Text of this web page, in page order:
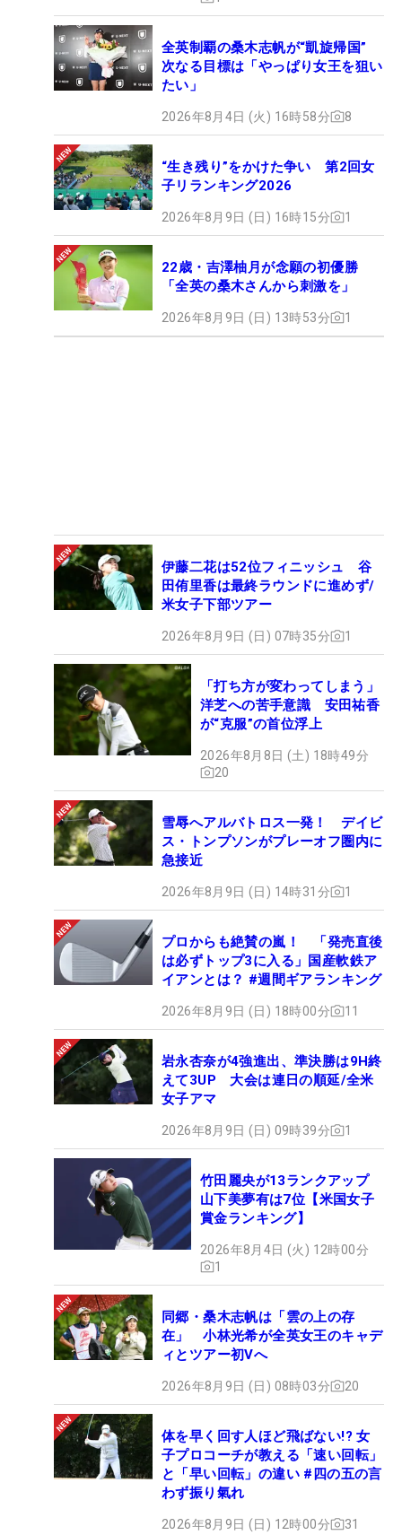
全英制覇の桑木志帆が“凱旋帰国”
次なる目標は「やっぱり女王を狙い
たい」
2026年8月4日 (火) 16時58分 8
“生き残り”をかけた争い 第2回女
子リランキング2026
2026年8月9日 (日) 16時15分 1
22歳・吉澤柚月が念願の初優勝
「全英の桑木さんから刺激を」
2026年8月9日 (日) 13時53分 1
伊藤二花は52位フィニッシュ 谷
田侑里香は最終ラウンドに進めず/
米女子下部ツアー
2026年8月9日 (日) 07時35分 1
「打ち方が変わってしまう」
洋芝への苦手意識 安田祐香
が“克服”の首位浮上
2026年8月8日 (土) 18時49分
20
雪辱へアルバトロス一発！ デイビ
ス・トンプソンがプレーオフ圏内に
急接近
2026年8月9日 (日) 14時31分 1
プロからも絶賛の嵐！ 「発売直後
は必ずトップ3に入る」国産軟鉄ア
イアンとは？ #週間ギアランキング
2026年8月9日 (日) 18時00分 11
岩永杏奈が4強進出、準決勝は9H終
えて3UP 大会は連日の順延/全米
女子アマ
2026年8月9日 (日) 09時39分 1
竹田麗央が13ランクアップ
山下美夢有は7位【米国女子
賞金ランキング】
2026年8月4日 (火) 12時00分
1
同郷・桑木志帆は「雲の上の存
在」 小林光希が全英女王のキャデ
ィとツアー初Vへ
2026年8月9日 (日) 08時03分 20
体を早く回す人ほど飛ばない!? 女
子プロコーチが教える「速い回転」
と「早い回転」の違い #四の五の言
わず振り氣れ
2026年8月9日 (日) 12時00分 31